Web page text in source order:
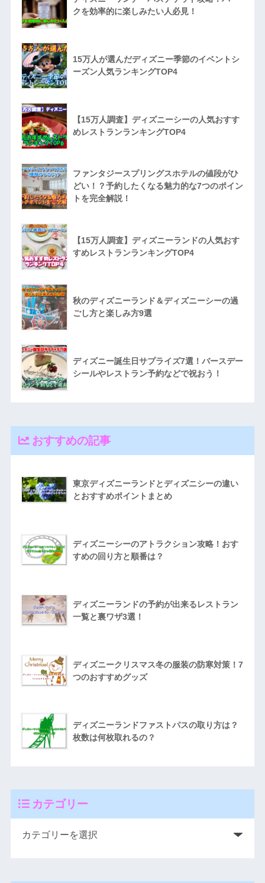
クを効率的に楽しみたい人必見！
15万人が選んだディズニー季節のイベントシ
ーズン人気ランキングTOP4
【15万人調査】ディズニーシーの人気おすす
めレストランランキングTOP4
ファンタジースプリングスホテルの値段がひ
どい！？予約したくなる魅力的な7つのポイン
トを完全解説！
【15万人調査】ディズニーランドの人気おす
すめレストランランキングTOP4
秋のディズニーランド＆ディズニーシーの過
ごし方と楽しみ方9選
ディズニー誕生日サプライズ7選！バースデー
シールやレストラン予約などで祝おう！
おすすめの記事
東京ディズニーランドとディズニシーの違い
とおすすめポイントまとめ
ディズニーシーのアトラクション攻略！おす
すめの回り方と順番は？
ディズニーランドの予約が出来るレストラン
一覧と裏ワザ3選！
ディズニークリスマス冬の服装の防寒対策！7
つのおすすめグッズ
ディズニーランドファストパスの取り方は？
枚数は何枚取れるの？
カテゴリー